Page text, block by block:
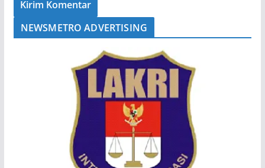
NEWSMETRO ADVERTISING